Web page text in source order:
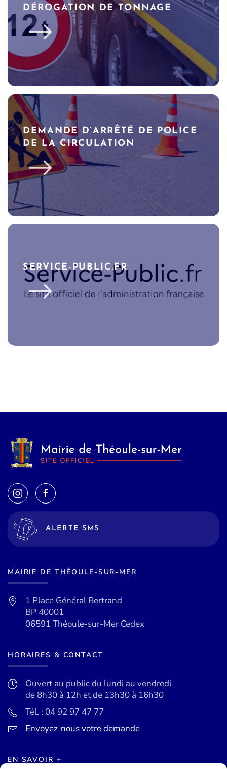
DÉROGATION DE TONNAGE
DEMANDE D’ARRÊTÉ DE POLICE
DE LA CIRCULATION
SERVICE-PUBLIC.FR
ALERTE SMS
MAIRIE DE THÉOULE-SUR-MER
1 Place Général Bertrand
BP 40001
06591 Théoule-sur-Mer Cedex
HORAIRES & CONTACT
Ouvert au public du lundi au vendredi
de 8h30 à 12h et de 13h30 à 16h30
Tél. : 04 92 97 47 77
Envoyez-nous votre demande
EN SAVOIR +